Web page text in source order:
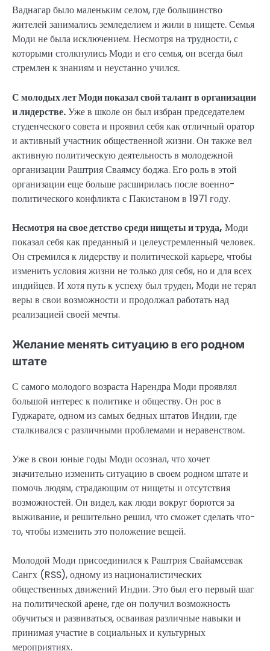
Ваднагар было маленьким селом, где большинство
жителей занимались земледелием и жили в нищете. Семья
Моди не была исключением. Несмотря на трудности, с
которыми столкнулись Моди и его семья, он всегда был
стремлен к знаниям и неустанно учился.
С молодых лет Моди показал свой талант в организации
и лидерстве.Уже в школе он был избран председателем
студенческого совета и проявил себя как отличный оратор
и активный участник общественной жизни. Он также вел
активную политическую деятельность в молодежной
организации Раштрия Сваямсу боджа. Его роль в этой
организации еще больше расширилась после военно-
политического конфликта с Пакистаном в 1971 году.
Несмотря на свое детство среди нищеты и труда, Моди
показал себя как преданный и целеустремленный человек.
Он стремился к лидерству и политической карьере, чтобы
изменить условия жизни не только для себя, но и для всех
индийцев. И хотя путь к успеху был труден, Моди не терял
веры в свои возможности и продолжал работать над
реализацией своей мечты.
Желание менять ситуацию в его родном
штате
С самого молодого возраста Нарендра Моди проявлял
большой интерес к политике и обществу. Он рос в
Гуджарате, одном из самых бедных штатов Индии, где
сталкивался с различными проблемами и неравенством.
Уже в свои юные годы Моди осознал, что хочет
значительно изменить ситуацию в своем родном штате и
помочь людям, страдающим от нищеты и отсутствия
возможностей. Он видел, как люди вокруг борются за
выживание, и решительно решил, что сможет сделать что-
то, чтобы изменить это положение вещей.
Молодой Моди присоединился к Раштрия Свайамсевак
Сангх (RSS), одному из националистических
общественных движений Индии. Это был его первый шаг
на политической арене, где он получил возможность
обучиться и развиваться, осваивая различные навыки и
принимая участие в социальных и культурных
мероприятиях.